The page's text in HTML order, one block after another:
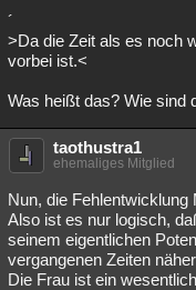
´
>Da die Zeit als es noch
vorbei ist.<
Was heißt das? Wie sind
taothustra1
ehemaliges Mitglied
Nun, die
Also ist es nur logisch,
seinem eigentlichen
vergangenen Zeiten
Die Frau ist ein